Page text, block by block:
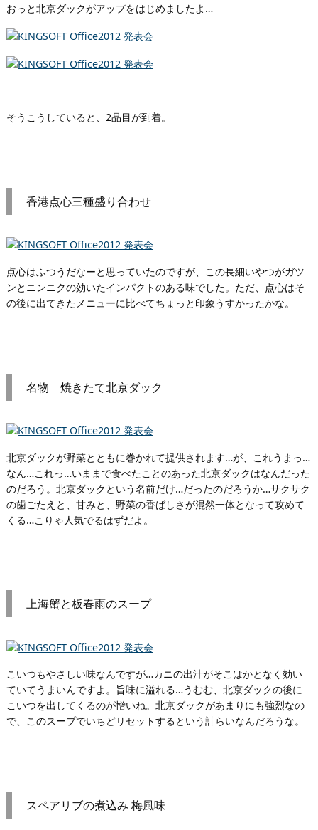
おっと北京ダックがアップをはじめましたよ…
そうこうしていると、2品目が到着。
香港点心三種盛り合わせ
点心はふつうだなーと思っていたのですが、この長細いやつがガツ
ンとニンニクの効いたインパクトのある味でした。ただ、点心はそ
の後に出てきたメニューに比べてちょっと印象うすかったかな。
名物 焼きたて北京ダック
北京ダックが野菜とともに巻かれて提供されます…が、これうまっ…
なん…これっ…いままで食べたことのあった北京ダックはなんだった
のだろう。北京ダックという名前だけ…だったのだろうか…サクサク
の歯ごたえと、甘みと、野菜の香ばしさが混然一体となって攻めて
くる…こりゃ人気でるはずだよ。
上海蟹と板春雨のスープ
こいつもやさしい味なんですが…カニの出汁がそこはかとなく効い
ていてうまいんですよ。旨味に溢れる…うむむ、北京ダックの後に
こいつを出してくるのが憎いね。北京ダックがあまりにも強烈なの
で、このスープでいちどリセットするという計らいなんだろうな。
スペアリブの煮込み 梅風味